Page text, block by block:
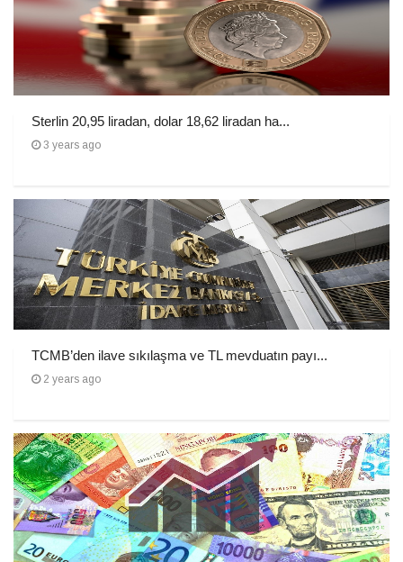
Sterlin 20,95 liradan, dolar 18,62 liradan ha...
3 years ago
TCMB’den ilave sıkılaşma ve TL mevduatın payı...
2 years ago